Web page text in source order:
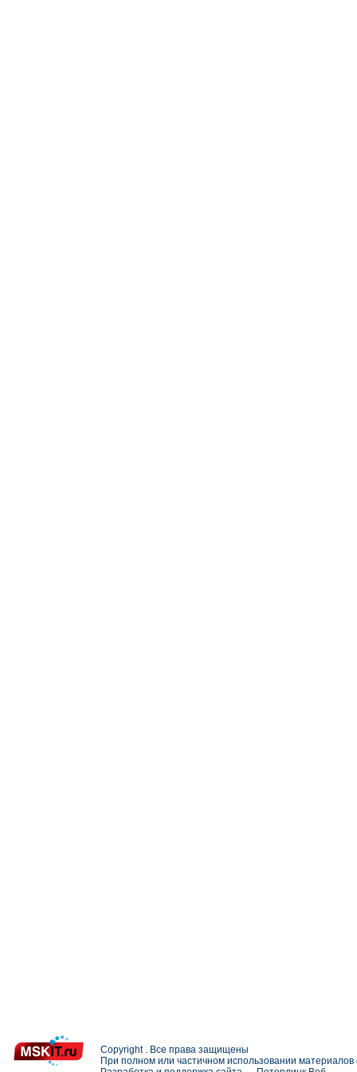
Copyright . Все права защищены
При полном или частичном использовании